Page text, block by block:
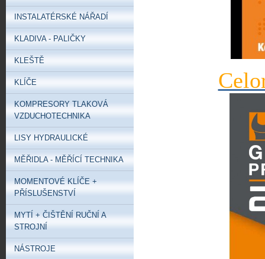
INSTALATÉRSKÉ NÁŘADÍ
KLADIVA - PALIČKY
KLEŠTĚ
KLÍČE
KOMPRESORY TLAKOVÁ
VZDUCHOTECHNIKA
LISY HYDRAULICKÉ
MĚŘIDLA - MĚŘÍCÍ TECHNIKA
MOMENTOVÉ KLÍČE +
PŘÍSLUŠENSTVÍ
MYTÍ + ČIŠTĚNÍ RUČNÍ A
STROJNÍ
NÁSTROJE